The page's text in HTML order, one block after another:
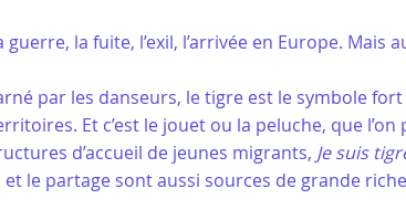
la fuite, l’exil, l’arrivée en Europe.
par les danseurs, le tigre est le symbole
Et c’est le jouet ou la peluche, que
d’accueil de jeunes migrants, Je suis
et le partage sont aussi sources de grande